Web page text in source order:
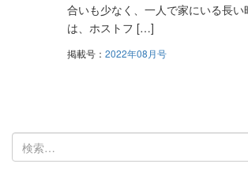
合いも少なく、一人で家にいる長
は、ホストフ […]
掲載号： 2022年08月号
索: